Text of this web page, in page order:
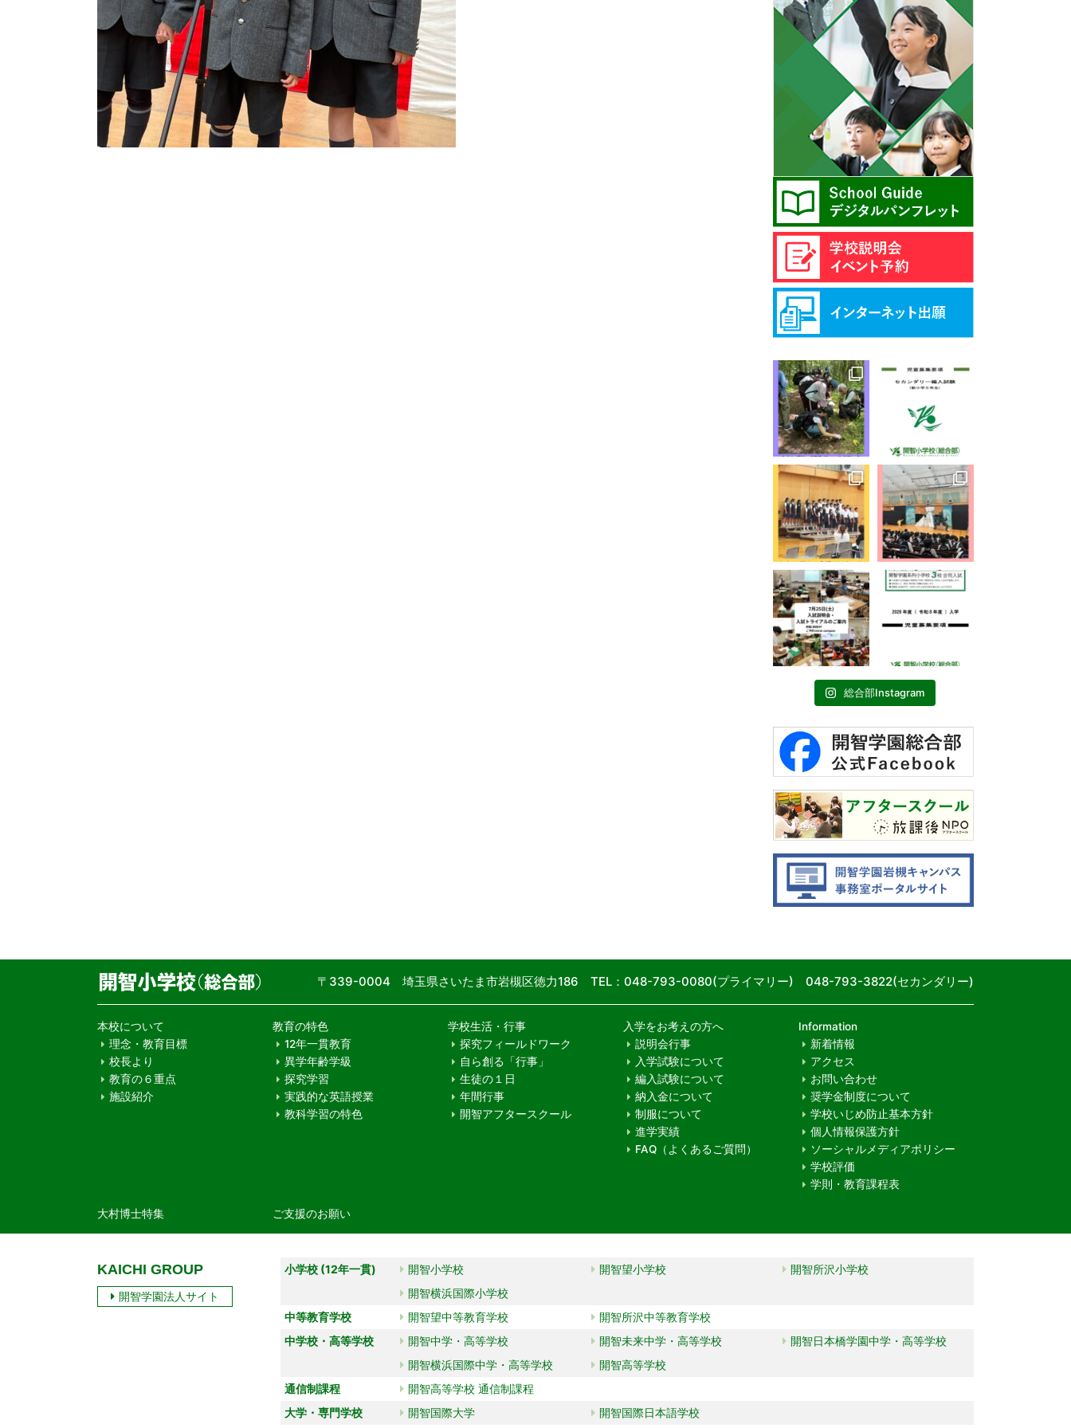
総合部Instagram
〒339-0004 埼玉県さいたま市岩槻区徳力186 TEL：048-793-0080(プライマリー) 048-793-3822(セカンダリー)
本校について
理念・教育目標
校長より
教育の６重点
施設紹介
教育の特色
12年一貫教育
異学年齢学級
探究学習
実践的な英語授業
教科学習の特色
学校生活・行事
探究フィールドワーク
自ら創る「行事」
生徒の１日
年間行事
開智アフタースクール
入学をお考えの方へ
説明会行事
入学試験について
編入試験について
納入金について
制服について
進学実績
FAQ（よくあるご質問）
Information
新着情報
アクセス
お問い合わせ
奨学金制度について
学校いじめ防止基本方針
個人情報保護方針
ソーシャルメディアポリシー
学校評価
学則・教育課程表
大村博士特集 ご支援のお願い
KAICHI GROUP
開智学園法人サイト
小学校 (12年一貫) 開智小学校 開智望小学校
開智所沢小学校
開智横浜国際小学校
中等教育学校
開智望中等教育学校
開智所沢中等教育学校
中学校・高等学校
開智中学・高等学校 開智未来中学・高等学校
開智日本橋学園中学・高等学校
開智横浜国際中学・高等学校
開智高等学校
通信制課程
開智高等学校 通信制課程
大学・専門学校
開智国際大学 開智国際日本語学校